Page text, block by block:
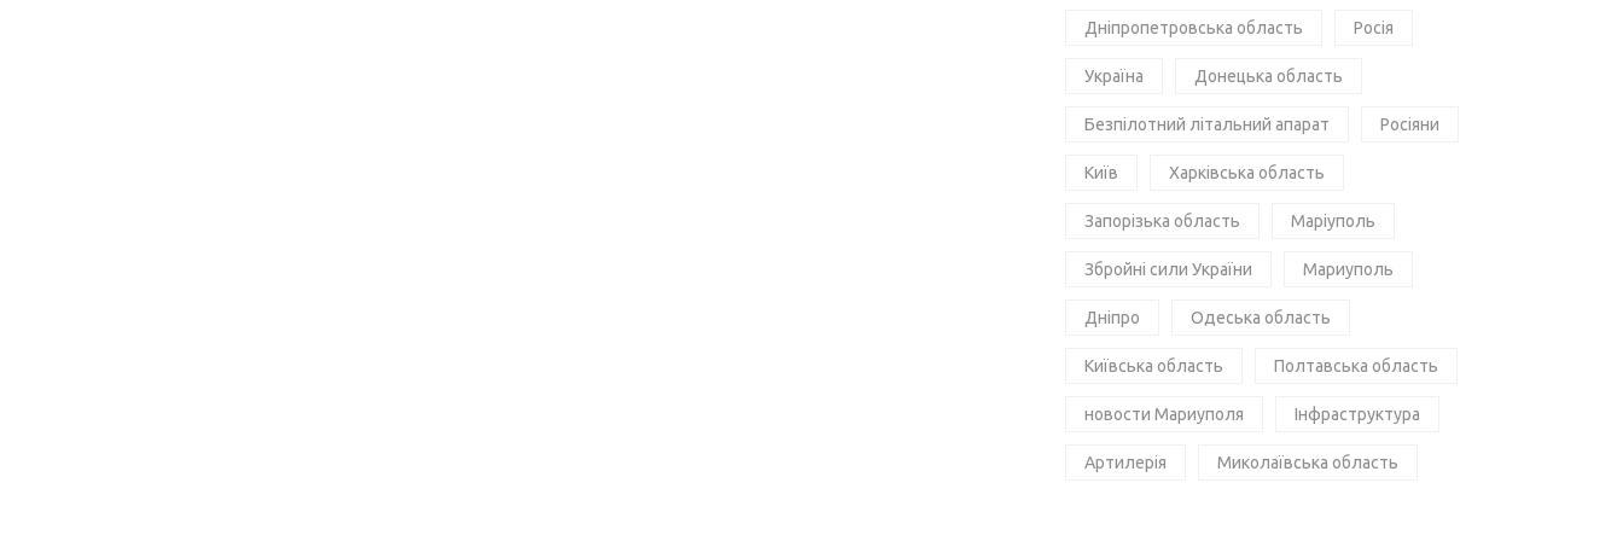
Дніпропетровська область Росія
Україна Донецька область
Безпілотний літальний апарат Росіяни
Київ Харківська область
Запорізька область Маріуполь
Збройні сили України Мариуполь
Дніпро Одеська область
Київська область Полтавська область
новости Мариуполя Інфраструктура
Артилерія Миколаївська область